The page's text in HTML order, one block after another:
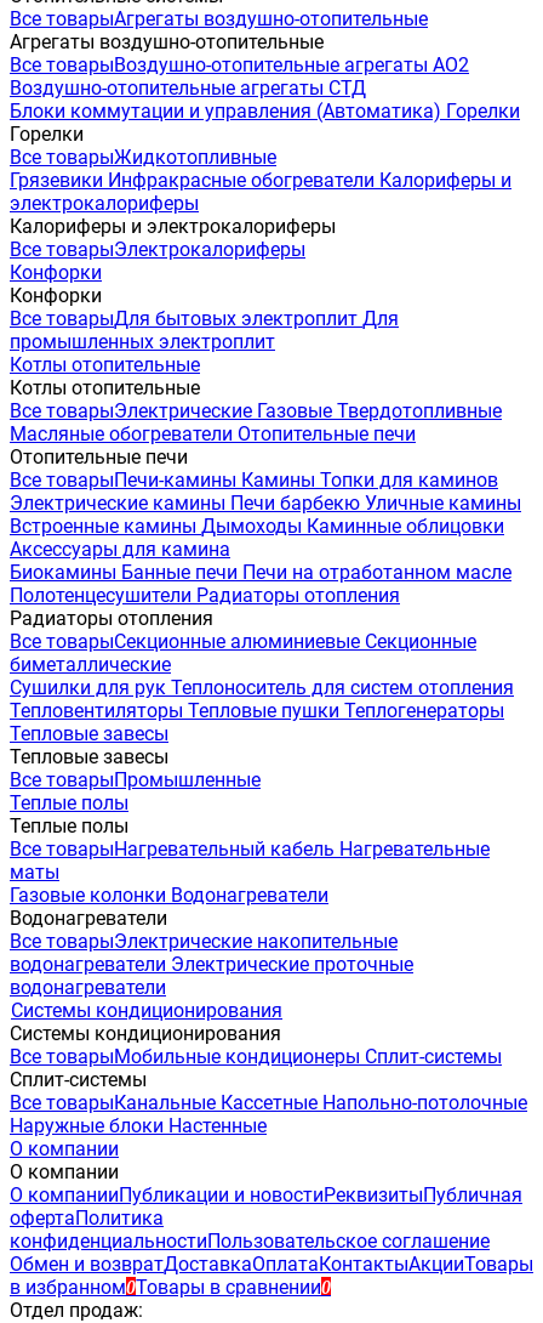
Все товарыАгрегаты воздушно-отопительные
Агрегаты воздушно-отопительные
Все товарыВоздушно-отопительные агрегаты АО2
Воздушно-отопительные агрегаты СТД
Блоки коммутации и управления (Автоматика) Горелки
Горелки
Все товарыЖидкотопливные
Грязевики Инфракрасные обогреватели Калориферы и
электрокалориферы
Калориферы и электрокалориферы
Все товарыЭлектрокалориферы
Конфорки
Конфорки
Все товарыДля бытовых электроплит Для
промышленных электроплит
Котлы отопительные
Котлы отопительные
Все товарыЭлектрические Газовые Твердотопливные
Масляные обогреватели Отопительные печи
Отопительные печи
Все товарыПечи-камины Камины Топки для каминов
Электрические камины Печи барбекю Уличные камины
Встроенные камины Дымоходы Каминные облицовки
Аксессуары для камина
Биокамины Банные печи Печи на отработанном масле
Полотенцесушители Радиаторы отопления
Радиаторы отопления
Все товарыСекционные алюминиевые Секционные
биметаллические
Сушилки для рук Теплоноситель для систем отопления
Тепловентиляторы Тепловые пушки Теплогенераторы
Тепловые завесы
Тепловые завесы
Все товарыПромышленные
Теплые полы
Теплые полы
Все товарыНагревательный кабель Нагревательные
маты
Газовые колонки Водонагреватели
Водонагреватели
Все товарыЭлектрические накопительные
водонагреватели Электрические проточные
водонагреватели
Системы кондиционирования
Системы кондиционирования
Все товарыМобильные кондиционеры Сплит-системы
Сплит-системы
Все товарыКанальные Кассетные Напольно-потолочные
Наружные блоки Настенные
О компании
О компании
О компанииПубликации и новостиРеквизитыПубличная
офертаПолитика
конфиденциальностиПользовательское соглашение
Обмен и возвратДоставкаОплатаКонтактыАкцииТовары
в избранном0Товары в сравнении0
Отдел продаж: